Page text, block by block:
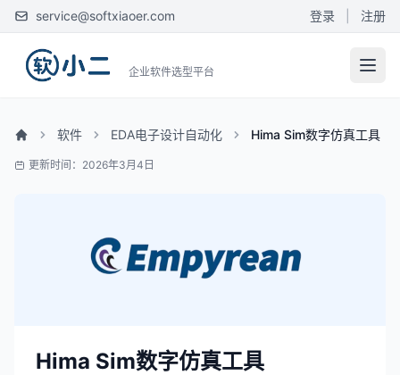
service@softxiaoer.com 登录 注册
企业软件选型平台
软件 EDA电子设计自动化 Hima Sim数字仿真工具
更新时间：2026年3月4日
Hima Sim数字仿真工具